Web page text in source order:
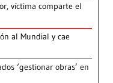
víctima comparte el
al Mundial y cae
‘gestionar obras’ en